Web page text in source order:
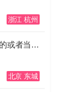
浙江 杭州
去青岛玩一周！有没有一起的或者当地的导游推荐一下！有
北京 东城